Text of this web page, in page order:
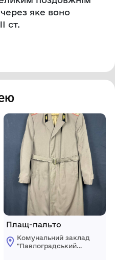
яке воно
ст.
Плащ-пальто
Комунальний заклад
"Павлоградський